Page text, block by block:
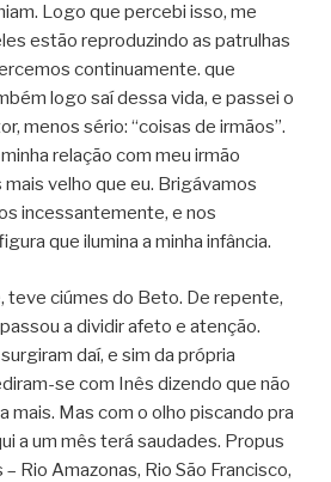
Logo que percebi isso, me
estão reproduzindo as patrulhas
continuamente. que
logo saí dessa vida, e passei o
menos sério: “coisas de irmãos”.
relação com meu irmão
mais velho que eu. Brigávamos
incessantemente, e nos
que ilumina a minha infância.
teve ciúmes do Beto. De repente,
a dividir afeto e atenção.
daí, e sim da própria
se com Inês dizendo que não
mais. Mas com o olho piscando pra
a um mês terá saudades. Propus
Rio Amazonas, Rio São Francisco,